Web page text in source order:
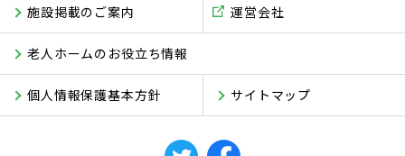
施設掲載のご案内
老人ホームのお役立ち情報
サイトマップ
運営会社
個人情報保護基本方針